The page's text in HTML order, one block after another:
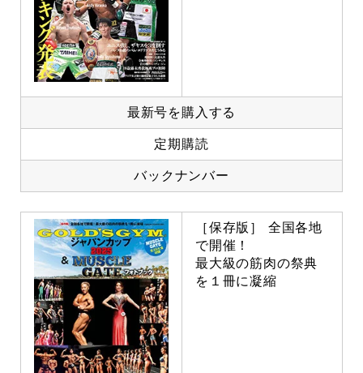
最新号を購入する
定期購読
バックナンバー
［保存版］ 全国各地
で開催！
最大級の筋肉の祭典
を１冊に凝縮